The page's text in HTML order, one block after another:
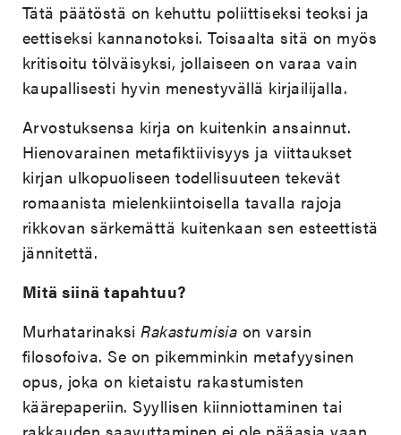
Tätä päätöstä on kehuttu poliittiseksi teoksi ja
eettiseksi kannanotoksi. Toisaalta sitä on myös
kritisoitu tölväisyksi, jollaiseen on varaa vain
kaupallisesti hyvin menestyvällä kirjailijalla.
Arvostuksensa kirja on kuitenkin ansainnut.
Hienovarainen metafiktiivisyys ja viittaukset
kirjan ulkopuoliseen todellisuuteen tekevät
romaanista mielenkiintoisella tavalla rajoja
rikkovan särkemättä kuitenkaan sen esteettistä
jännitettä.
Mitä siinä tapahtuu?
MurhatarinaksiRakastumisia on varsin
filosofoiva. Se on pikemminkin metafyysinen
opus, joka on kietaistu rakastumisten
käärepaperiin. Syyllisen kiinniottaminen tai